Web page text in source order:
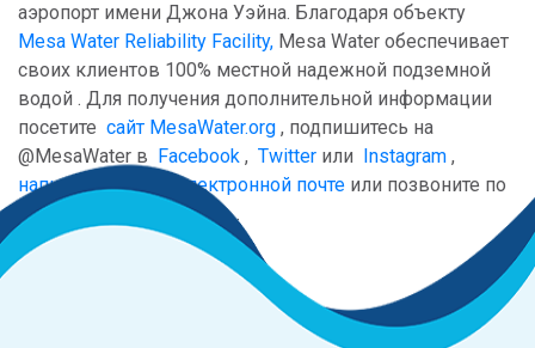
аэропорт имени Джона Уэйна. Благодаря объекту
Mesa Water Reliability Facility, Mesa Water обеспечивает
своих клиентов 100% местной надежной подземной
водой . Для получения дополнительной информации
посетите сайт MesaWater.org , подпишитесь на
@MesaWater в Facebook , Twitter или Instagram ,
напишите нам по электронной почте или позвоните по
телефону
949.631.1200.